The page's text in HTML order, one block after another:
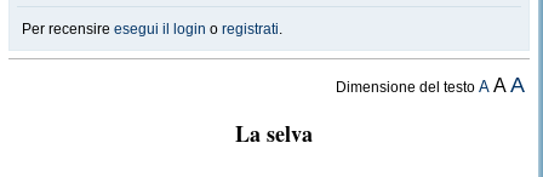
Per recensire esegui il login o registrati.
Dimensione del testoA AA
La selva